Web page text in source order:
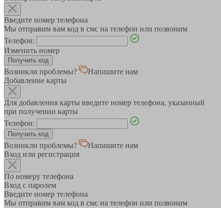
Введите номер телефона
Мы отправим вам код в смс на телефон или позвоним
Телефон:
Изменить номер
Возникли проблемы?
Напишите нам
Добавление карты
Для добавления карты введите номер телефона, указанный
при получении карты
Телефон:
Возникли проблемы?
Напишите нам
Вход или регистрация
По номеру телефона
Вход с паролем
Введите номер телефона
Мы отправим вам код в смс на телефон или позвоним